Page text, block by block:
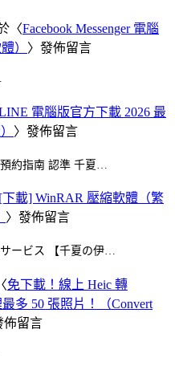
〈Facebook Messenger 電腦
） 〉發佈留言
電腦版官方下載 2026 最
〉發佈留言
約指南 認準 千夏…
[下載] WinRAR 壓縮軟體（繁
〉發佈留言
ービス 【千夏の伊…
免下載！線上 Heic 轉
多 50 張照片！（Convert
佈留言